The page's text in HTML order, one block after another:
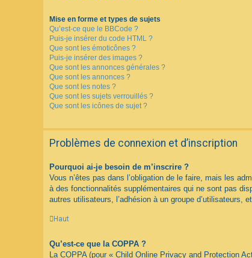
Mise en forme et types de sujets
Qu’est-ce que le BBCode ?
Puis-je insérer du code HTML ?
Que sont les émoticônes ?
Puis-je insérer des images ?
Que sont les annonces générales ?
Que sont les annonces ?
Que sont les notes ?
Que sont les sujets verrouillés ?
Que sont les icônes de sujet ?
Problèmes de connexion et d’inscription
Pourquoi ai-je besoin de m’inscrire ?
Vous n’êtes pas dans l’obligation de le faire, mais les
à des fonctionnalités supplémentaires qui ne sont pas
autres utilisateurs, l’adhésion à un groupe d’utilisateurs,
Haut
Qu’est-ce que la COPPA ?
La COPPA (pour « Child Online Privacy and Protection